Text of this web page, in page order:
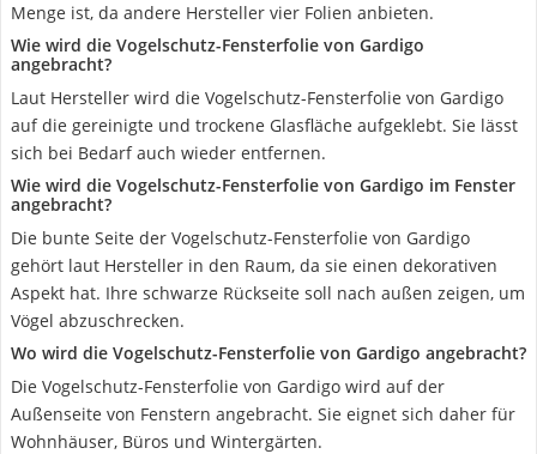
Menge ist, da andere Hersteller vier Folien anbieten.
Wie wird die Vogelschutz-Fensterfolie von Gardigo
angebracht?
Laut Hersteller wird die Vogelschutz-Fensterfolie von Gardigo
auf die gereinigte und trockene Glasfläche aufgeklebt. Sie lässt
sich bei Bedarf auch wieder entfernen.
Wie wird die Vogelschutz-Fensterfolie von Gardigo im Fenster
angebracht?
Die bunte Seite der Vogelschutz-Fensterfolie von Gardigo
gehört laut Hersteller in den Raum, da sie einen dekorativen
Aspekt hat. Ihre schwarze Rückseite soll nach außen zeigen, um
Vögel abzuschrecken.
Wo wird die Vogelschutz-Fensterfolie von Gardigo angebracht?
Die Vogelschutz-Fensterfolie von Gardigo wird auf der
Außenseite von Fenstern angebracht. Sie eignet sich daher für
Wohnhäuser, Büros und Wintergärten.